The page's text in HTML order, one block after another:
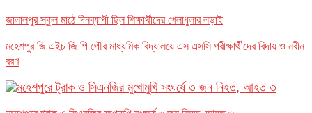
জালালপুর স্কুল মাঠে দিনব্যাপী ছিল শিক্ষার্থীদের খেলাধুলার লড়াই
মহেশপুর জি এইচ জি পি পৌর মাধ্যমিক বিদ্যালয়ে এস এসসি পরীক্ষার্থীদের বিদায় ও নবীন
বরণ